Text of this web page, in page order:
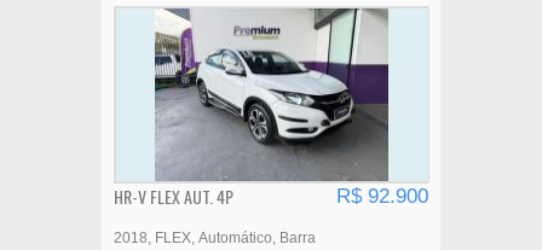
HR-V FLEX AUT. 4P R$ 92.900
2018 FLEX Automático
Barra